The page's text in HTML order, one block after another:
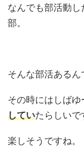
なんでも部活動
部。
そんな部活あるん
その時にはしばゆ
していたらしいで
楽しそうですね。